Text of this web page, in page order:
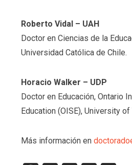
Roberto Vidal – UAH
Doctor en Ciencias de la
Universidad Católica de Chile.
Horacio Walker – UDP
Doctor en Educación, Ontario
Education (OISE), University of
Más información en